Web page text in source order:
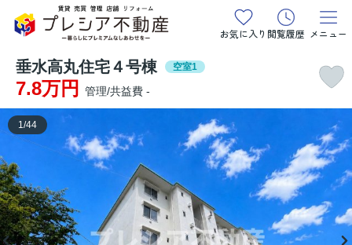
お気に入り 閲覧履歴 メニュー
垂水高丸住宅４号棟 空室1
7.8万円 管理/共益費 -
1 /44